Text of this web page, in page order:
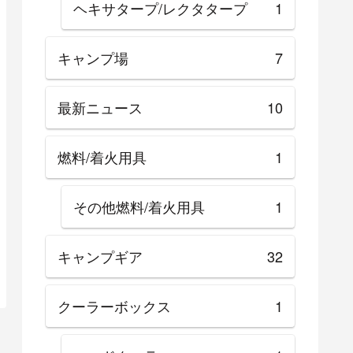
ヘキサタープ/レクタタープ 1
キャンプ場 7
最新ニュース 10
燃料/着火用具 1
その他燃料/着火用具 1
キャンプギア 32
クーラーボックス 1